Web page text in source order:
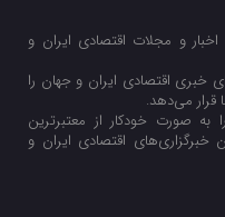
و مجلات اقتصادی ایران و
خبری اقتصادی ایران و جهان را
قرار می‌‌دهد.
به صورت خودکار از معتبرترین
خبرگزاری‌های اقتصادی ایران و